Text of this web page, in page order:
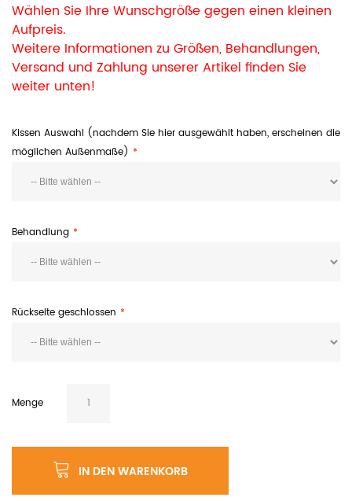
Wählen Sie Ihre Wunschgröße gegen einen kleinen
Aufpreis.
Weitere Informationen zu Größen, Behandlungen,
Versand und Zahlung unserer Artikel finden Sie
weiter unten!
Kissen Auswahl (nachdem Sie hier ausgewählt haben, erscheinen die
möglichen Außenmaße)
Behandlung
Rückseite geschlossen
Menge
IN DEN WARENKORB